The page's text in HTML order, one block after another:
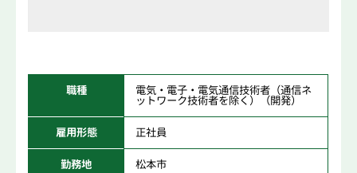
職種 電気・電子・電気通信技術者（通信ネ
ットワーク技術者を除く）（開発）
雇用形態 正社員
勤務地 松本市